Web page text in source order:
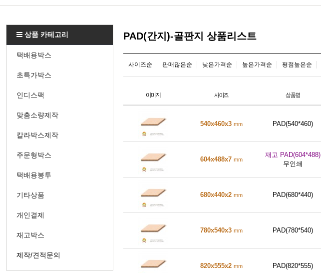
상품 카테고리
택배용박스
초특가박스
인디스팩
맞춤소량제작
칼라박스제작
주문형박스
택배용봉투
기타상품
개인결제
재고박스
제작/견적문의
PAD(간지)-골판지 상품리스트
사이즈순 판매많은순 낮은가격순 높은가격순 평점높은순
540x460x3 mm PAD(540*460)
604x488x7 mm
재고 PAD(604*488)
무인쇄
680x440x2 mm PAD(680*440)
780x540x3 mm PAD(780*540)
820x555x2 mm PAD(820*555)